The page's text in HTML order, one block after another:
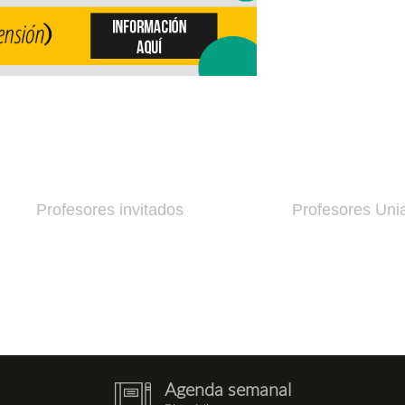
Profesores invitados Profesores
notebook.png
Agenda semanal